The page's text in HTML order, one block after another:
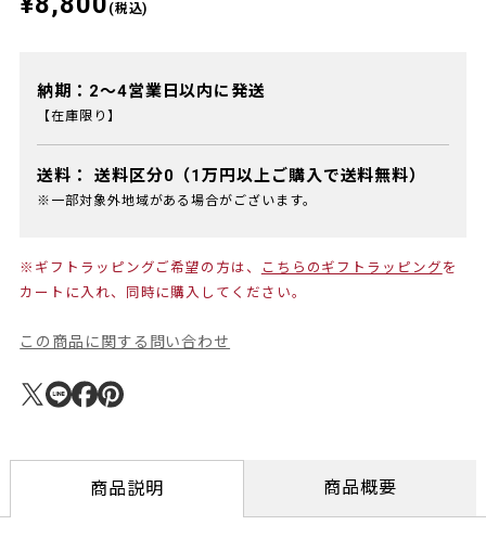
(税込)
納期：2～4営業日以内に発送
【在庫限り】
送料： 送料区分0（1万円以上ご購入で送料無料）
※一部対象外地域がある場合がございます。
※ギフトラッピングご希望の方は、 こちらのギフトラッピング を
カートに入れ、同時に購入してください。
この商品に関する問い合わせ
商品説明 商品概要